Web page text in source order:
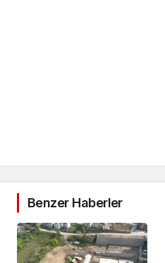
Benzer Haberler